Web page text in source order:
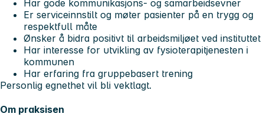
Har gode kommunikasjons- og samarbeidsevner
Er serviceinnstilt og møter pasienter på en trygg og
respektfull måte
Ønsker å bidra positivt til arbeidsmiljøet ved instituttet
Har interesse for utvikling av fysioterapitjenesten i
kommunen
Har erfaring fra gruppebasert trening
Personlig egnethet vil bli vektlagt.
Om praksisen